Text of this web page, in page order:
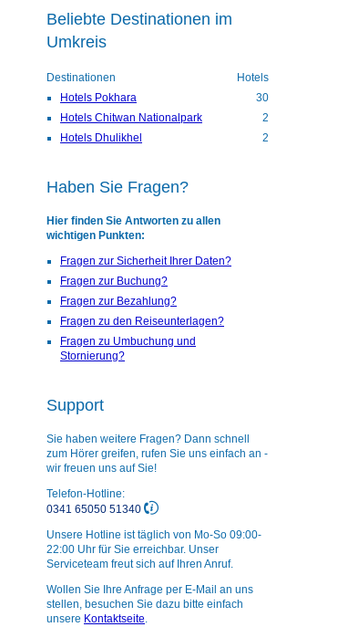
Beliebte Destinationen im
Umkreis
Destinationen
Hotels
Hotels Pokhara
30
Hotels Chitwan Nationalpark
2
Hotels Dhulikhel
2
Haben Sie Fragen?
Hier finden Sie Antworten zu allen
wichtigen Punkten:
Fragen zur Sicherheit Ihrer Daten?
Fragen zur Buchung?
Fragen zur Bezahlung?
Fragen zu den Reiseunterlagen?
Fragen zu Umbuchung und
Stornierung?
Support
Sie haben weitere Fragen? Dann schnell
zum Hörer greifen, rufen Sie uns einfach an -
wir freuen uns auf Sie!
Telefon-Hotline:
0341 65050 51340
Unsere Hotline ist täglich von Mo-So 09:00-
22:00 Uhr für Sie erreichbar. Unser
Serviceteam freut sich auf Ihren Anruf.
Wollen Sie Ihre Anfrage per E-Mail an uns
stellen, besuchen Sie dazu bitte einfach
unsere Kontaktseite.